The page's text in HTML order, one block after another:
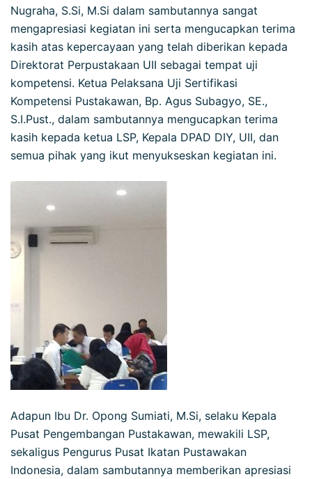
Nugraha, S.Si, M.Si dalam sambutannya sangat
mengapresiasi kegiatan ini serta mengucapkan terima
kasih atas kepercayaan yang telah diberikan kepada
Direktorat Perpustakaan UII sebagai tempat uji
kompetensi. Ketua Pelaksana Uji Sertifikasi
Kompetensi Pustakawan, Bp. Agus Subagyo, SE.,
S.I.Pust., dalam sambutannya mengucapkan terima
kasih kepada ketua LSP, Kepala DPAD DIY, UII, dan
semua pihak yang ikut menyukseskan kegiatan ini.
Adapun Ibu Dr. Opong Sumiati, M.Si, selaku Kepala
Pusat Pengembangan Pustakawan, mewakili LSP,
sekaligus Pengurus Pusat Ikatan Pustawakan
Indonesia, dalam sambutannya memberikan apresiasi